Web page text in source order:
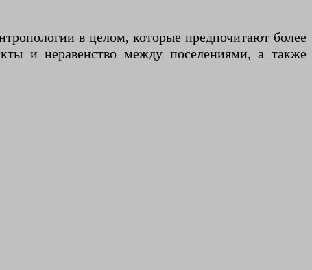
в целом, которые предпочитают более
и неравенство между поселениями, а также